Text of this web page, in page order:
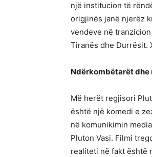
një institucion të
origjinës janë njerëz
vendeve në
Tiranës dhe Durrësit.
Ndërkombëtarët
Më herët regjisori
është një komedi e
në komunikimin
Pluton Vasi. Filmi
realiteti në fakt është